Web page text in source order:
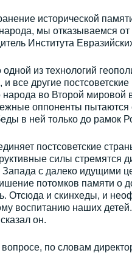
исторической
мы отказываемся
Института
из технологий
все другие постсоветские
народа во Второй мировой
оппоненты пытаются
в ней только до рамок
постсоветские
силы стремятся
Запада с далеко идущими
потомков памяти о
Отсюда и скинхеды, и
воспитанию наших
он.
по словам